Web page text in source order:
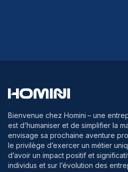
Bienvenue chez Homini – une
est d’humaniser et de simplifier la
envisage sa prochaine aventure
le privilège d’exercer un métier
d’avoir un impact positif et
individus et sur l’évolution des